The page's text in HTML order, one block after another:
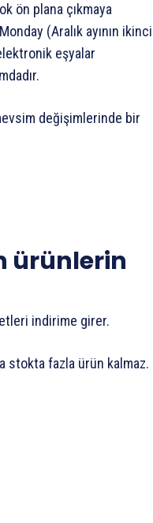
ön plana çıkmaya
(Aralık ayının ikinci
eşyalar
değişimlerinde bir
ürünlerin
indirime girer.
stokta fazla ürün kalmaz.